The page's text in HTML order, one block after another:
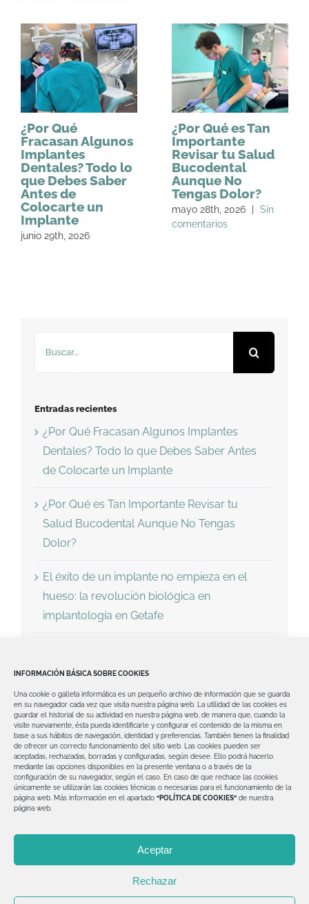
INFORMACIÓN BÁSICA SOBRE COOKIES
Una cookie o galleta informática es un pequeño archivo de información que se guarda
en su navegador cada vez que visita nuestra página web.
La utilidad de las cookies es
guardar el historial de su actividad en nuestra página web, de manera que, cuando la
visite nuevamente, ésta pueda identificarle y configurar el contenido de la misma en
base a sus hábitos de navegación, identidad y preferencias. También tienen la finalidad
de ofrecer un correcto funcionamiento del sitio web.
Las cookies pueden ser
aceptadas, rechazadas, borradas y configuradas, según desee. Ello podrá hacerlo
mediante las opciones disponibles en la presente ventana o a través de la
configuración de su navegador, según el caso. En caso de que rechace las cookies
únicamente se utilizarán las cookies técnicas o necesarias para el funcionamiento de la
página web. Más información en el apartado “POLÍTICA DE COOKIES” de nuestra
página web.
Aceptar
Rechazar
¿Por Qué
Fracasan Algunos
Implantes
Dentales? Todo lo
que Debes Saber
Antes de
Colocarte un
Implante
junio 29th, 2026
¿Por Qué es Tan
Importante
Revisar tu Salud
Bucodental
Aunque No
Tengas Dolor?
mayo 28th, 2026 |
Sin
comentarios
Entradas recientes
¿Por Qué Fracasan Algunos Implantes
Dentales? Todo lo que Debes Saber Antes
de Colocarte un Implante
¿Por Qué es Tan Importante Revisar tu
Salud Bucodental Aunque No Tengas
Dolor?
El éxito de un implante no empieza en el
hueso: la revolución biológica en
implantología en Getafe
avanzada para recuperar tu sonrisa
¿Te dijeron que no tienes hueso para
implantes? Implantología avanzada en
Getafe con soluciones reales
| Todos los derechos reservados | Diseñado por
Dental
Política de Privacidad